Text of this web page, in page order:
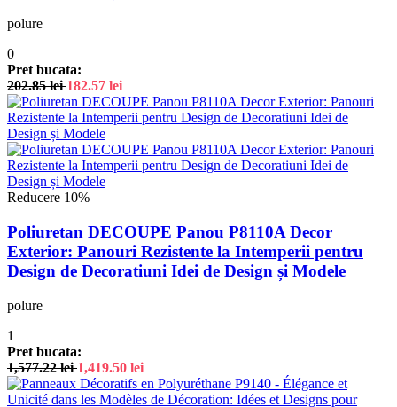
polure
0
Pret bucata:
202.85lei 182.57 lei
Reducere 10%
Poliuretan DECOUPE Panou P8110A Decor
Exterior: Panouri Rezistente la Intemperii pentru
Design de Decoratiuni Idei de Design și Modele
polure
1
Pret bucata:
1,577.22lei 1,419.50 lei